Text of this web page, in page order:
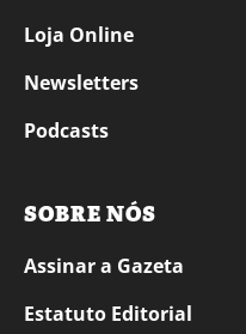
Loja Online
Newsletters
Podcasts
SOBRE NÓS
Assinar a Gazeta
Estatuto Editorial